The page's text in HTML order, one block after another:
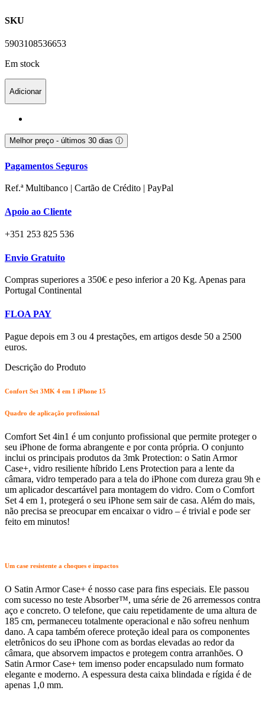
SKU
5903108536653
Em stock
Adicionar
Melhor preço - últimos 30 dias ⓘ
Pagamentos Seguros
Ref.ª Multibanco | Cartão de Crédito | PayPal
Apoio ao Cliente
+351 253 825 536
Envio Gratuito
Compras superiores a 350€ e peso inferior a 20 Kg. Apenas para
Portugal Continental
FLOA PAY
Pague depois em 3 ou 4 prestações, em artigos desde 50 a 2500
euros.
Descrição do Produto
Confort Set 3MK 4 em 1 iPhone 15
Quadro de aplicação profissional
Comfort Set 4in1 é um conjunto profissional que permite proteger o
seu iPhone de forma abrangente e por conta própria. O conjunto
inclui os principais produtos da 3mk Protection: o Satin Armor
Case+, vidro resiliente híbrido Lens Protection para a lente da
câmara, vidro temperado para a tela do iPhone com dureza grau 9h e
um aplicador descartável para montagem do vidro. Com o Comfort
Set 4 em 1, protegerá o seu iPhone sem sair de casa. Além do mais,
não precisa se preocupar em encaixar o vidro – é trivial e pode ser
feito em minutos!
Um case resistente a choques e impactos
O Satin Armor Case+ é nosso case para fins especiais. Ele passou
com sucesso no teste Absorber™, uma série de 26 arremessos contra
aço e concreto. O telefone, que caiu repetidamente de uma altura de
185 cm, permaneceu totalmente operacional e não sofreu nenhum
dano. A capa também oferece proteção ideal para os componentes
eletrônicos do seu iPhone com as bordas elevadas ao redor da
câmara, que absorvem impactos e protegem contra arranhões. O
Satin Armor Case+ tem imenso poder encapsulado num formato
elegante e moderno. A espessura desta caixa blindada e rígida é de
apenas 1,0 mm.